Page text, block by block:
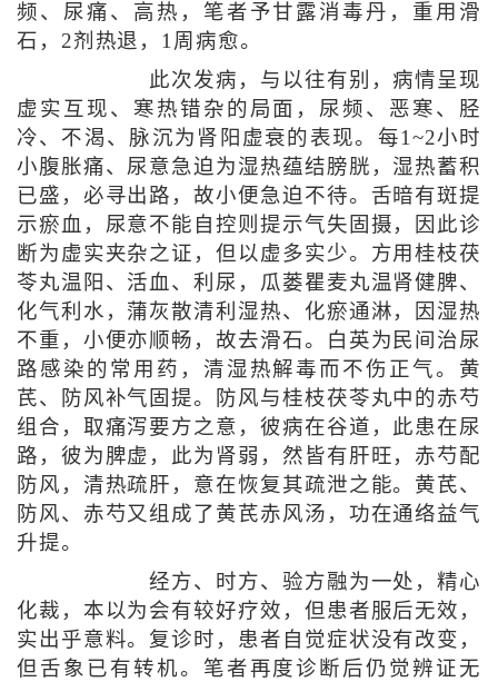
频、尿痛、高热，笔者予甘露消毒丹，重用滑
石，2剂热退，1周病愈。
此次发病，与以往有别，病情呈现
虚实互现、寒热错杂的局面，尿频、恶寒、胫
冷、不渴、脉沉为肾阳虚衰的表现。每1~2小时
小腹胀痛、尿意急迫为湿热蕴结膀胱，湿热蓄积
已盛，必寻出路，故小便急迫不待。舌暗有斑提
示瘀血，尿意不能自控则提示气失固摄，因此诊
断为虚实夹杂之证，但以虚多实少。方用桂枝茯
苓丸温阳、活血、利尿，瓜蒌瞿麦丸温肾健脾、
化气利水，蒲灰散清利湿热、化瘀通淋，因湿热
不重，小便亦顺畅，故去滑石。白英为民间治尿
路感染的常用药，清湿热解毒而不伤正气。黄
芪、防风补气固提。防风与桂枝茯苓丸中的赤芍
组合，取痛泻要方之意，彼病在谷道，此患在尿
路，彼为脾虚，此为肾弱，然皆有肝旺，赤芍配
防风，清热疏肝，意在恢复其疏泄之能。黄芪、
防风、赤芍又组成了黄芪赤风汤，功在通络益气
升提。
经方、时方、验方融为一处，精心
化裁，本以为会有较好疗效，但患者服后无效，
实出乎意料。复诊时，患者自觉症状没有改变，
但舌象已有转机。笔者再度诊断后仍觉辨证无